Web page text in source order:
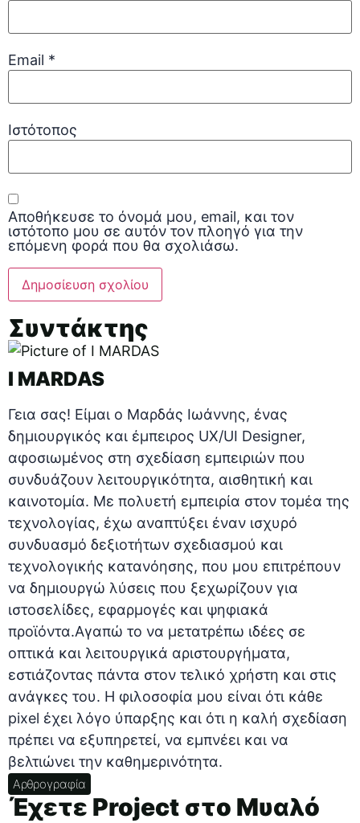
Email *
Ιστότοπος
Αποθήκευσε το όνομά μου, email, και τον
ιστότοπο μου σε αυτόν τον πλοηγό για την
επόμενη φορά που θα σχολιάσω.
Συντάκτης
I MARDAS
Γεια σας! Είμαι ο Μαρδάς Ιωάννης, ένας
δημιουργικός και έμπειρος UX/UI Designer,
αφοσιωμένος στη σχεδίαση εμπειριών που
συνδυάζουν λειτουργικότητα, αισθητική και
καινοτομία. Με πολυετή εμπειρία στον τομέα της
τεχνολογίας, έχω αναπτύξει έναν ισχυρό
συνδυασμό δεξιοτήτων σχεδιασμού και
τεχνολογικής κατανόησης, που μου επιτρέπουν
να δημιουργώ λύσεις που ξεχωρίζουν για
ιστοσελίδες, εφαρμογές και ψηφιακά
προϊόντα.Αγαπώ το να μετατρέπω ιδέες σε
οπτικά και λειτουργικά αριστουργήματα,
εστιάζοντας πάντα στον τελικό χρήστη και στις
ανάγκες του. Η φιλοσοφία μου είναι ότι κάθε
pixel έχει λόγο ύπαρξης και ότι η καλή σχεδίαση
πρέπει να εξυπηρετεί, να εμπνέει και να
βελτιώνει την καθημερινότητα.
Αρθρογραφία
Έχετε Project στο Μυαλό